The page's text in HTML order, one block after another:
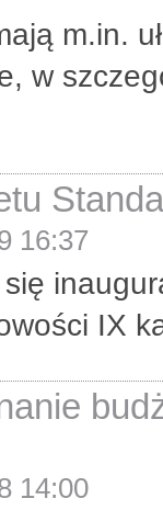
m.in.
w
16:37
się
IX
14:00